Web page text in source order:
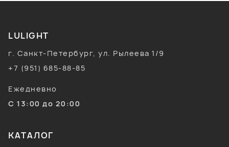
LULIGHT
г. Санкт-Петербург, ул. Рылеева 1/9
+7 (951) 685-88-85
Ежедневно
С 13:00 до 20:00
КАТАЛОГ